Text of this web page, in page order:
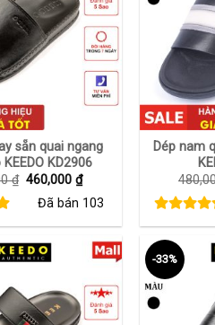
sẵn quai ngang
KD2906
₫ Giá
là:
460,000₫Giá
hiện
tại
460,000 ₫.
Đã bán 103
+
Dép nam
-33%